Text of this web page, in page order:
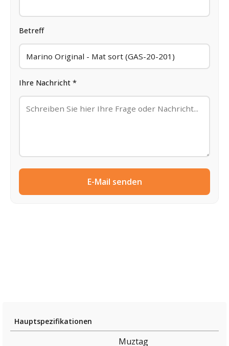
Betreff
Ihre Nachricht *
E-Mail senden
Hauptspezifikationen
Muztag